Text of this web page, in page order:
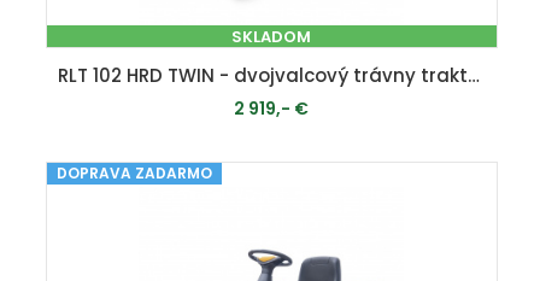
SKLADOM
RLT 102 HRD TWIN - dvojvalcový trávny traktor 102 cm so zadným vyhadzovaním a hydrostatickou prevodovkou
2 919,- €
PRIDAŤ DO KOŠÍKA
DOPRAVA ZADARMO